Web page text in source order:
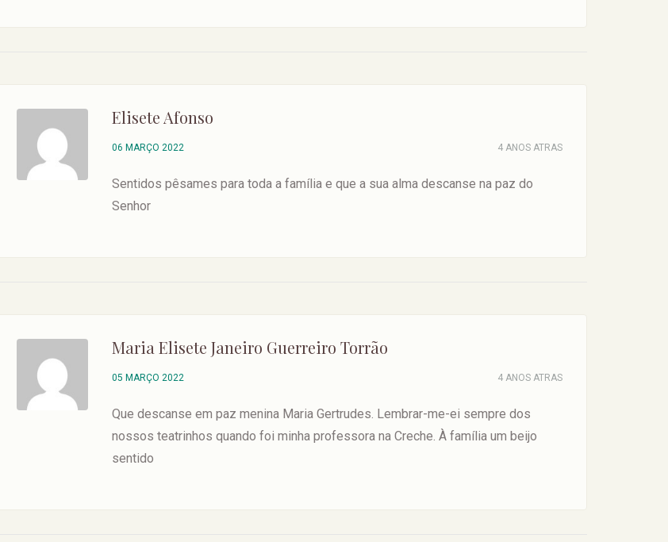
Elisete Afonso
06 MARÇO 2022 4 ANOS ATRAS
Sentidos pêsames para toda a família e que a sua alma descanse na paz do
Senhor
Maria Elisete Janeiro Guerreiro Torrão
05 MARÇO 2022 4 ANOS ATRAS
Que descanse em paz menina Maria Gertrudes. Lembrar-me-ei sempre dos
nossos teatrinhos quando foi minha professora na Creche. À família um beijo
sentido